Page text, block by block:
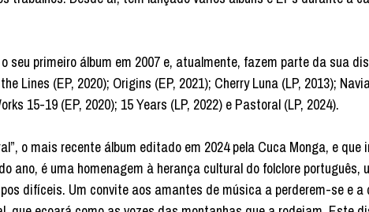
seu primeiro álbum em 2007 e, atualmente, fazem parte da sua
Lines (EP, 2020); Origins (EP, 2021); Cherry Luna (LP, 2013);
15-19 (EP, 2020); 15 Years (LP, 2022) e Pastoral (LP, 2024).
o mais recente álbum editado em 2024 pela Cuca Monga, e
ano, é uma homenagem à herança cultural do folclore português,
difíceis. Um convite aos amantes de música a perderem-se e